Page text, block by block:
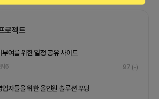
로젝트
부여를 위한 일정 공유 사이트
6 97 (-)
업자들을 위한 올인원 솔루션 푸딩